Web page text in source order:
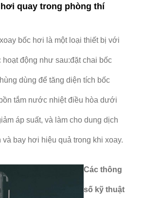
quay trong phòng thí
bốc hơi là một loại thiết bị với
hoạt động như sau:đặt chai bốc
dùng để tăng diện tích bốc
tắm nước nhiệt điều hòa dưới
áp suất, và làm cho dung dịch
và bay hơi hiệu quả trong khi xoay.
Các thông
số kỹ thuật